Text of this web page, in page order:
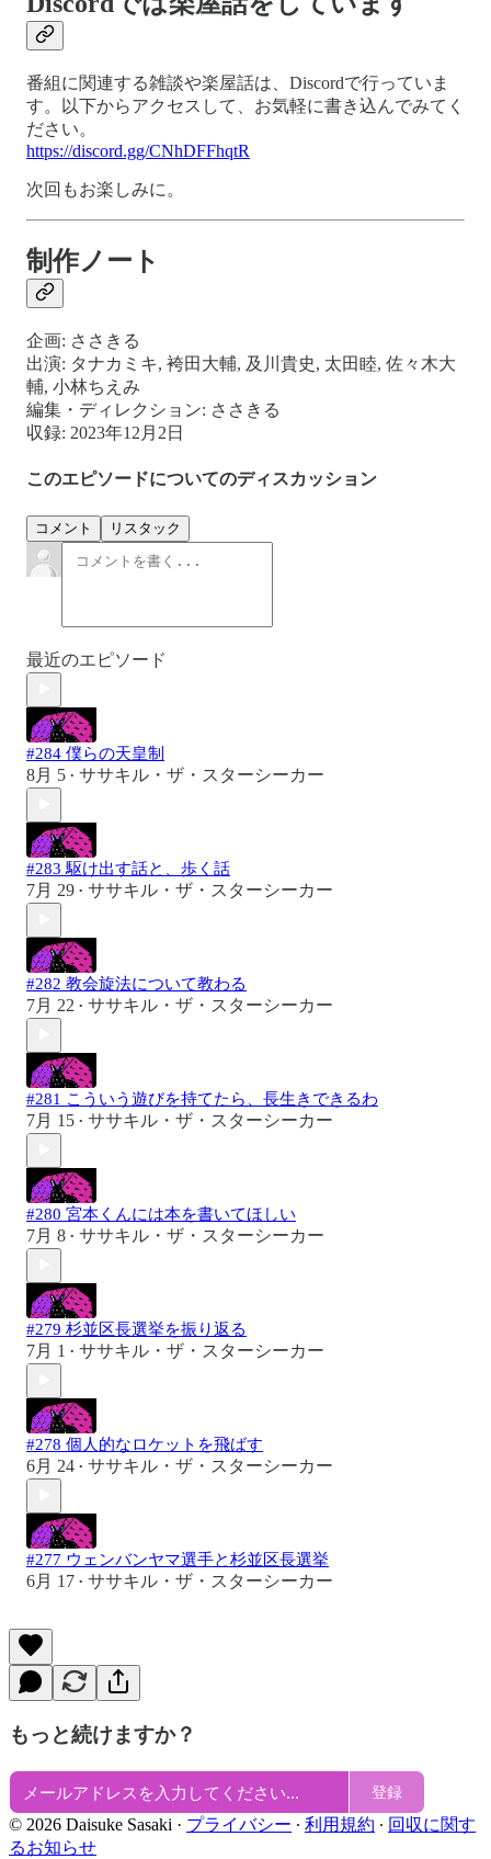
番組に関連する雑談や楽屋話は、Discordで行っていま
す。以下からアクセスして、お気軽に書き込んでみてく
ださい。
https://discord.gg/CNhDFFhqtR
次回もお楽しみに。
制作ノート
企画: ささきる
出演: タナカミキ, 袴田大輔, 及川貴史, 太田睦, 佐々木大
輔, 小林ちえみ
編集・ディレクション: ささきる
収録: 2023年12月2日
このエピソードについてのディスカッション
コメント リスタック
最近のエピソード
#284 僕らの天皇制
8月 5 • ササキル・ザ・スターシーカー
#283 駆け出す話と、歩く話
7月 29 • ササキル・ザ・スターシーカー
#282 教会旋法について教わる
7月 22 • ササキル・ザ・スターシーカー
#281 こういう遊びを持てたら、長生きできるわ
7月 15 • ササキル・ザ・スターシーカー
#280 宮本くんには本を書いてほしい
7月 8 • ササキル・ザ・スターシーカー
#279 杉並区長選挙を振り返る
7月 1 • ササキル・ザ・スターシーカー
#278 個人的なロケットを飛ばす
6月 24 • ササキル・ザ・スターシーカー
#277 ウェンバンヤマ選手と杉並区長選挙
6月 17 • ササキル・ザ・スターシーカー
もっと続けますか？
登録
© 2026 Daisuke Sasaki · プライバシー ∙ 利用規約 ∙ 回収に関す
るお知らせ